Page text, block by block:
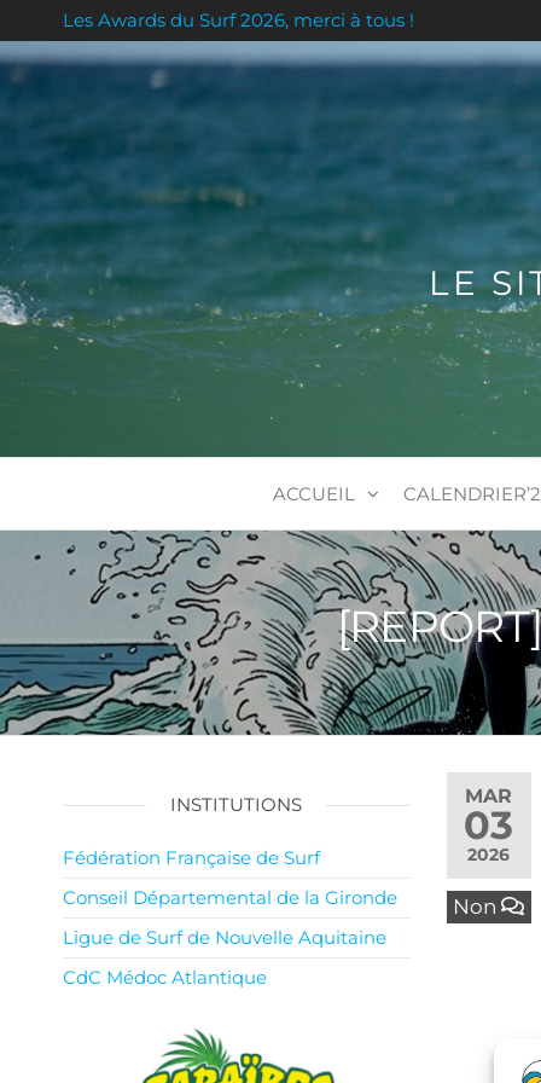
Les Awards du Surf 2026, merci à tous !
LE
ACCUEIL
MAR
03
2026
Non
INSTITUTIONS
Fédération Française de Surf
Conseil Départemental de la Gironde
Ligue de Surf de Nouvelle Aquitaine
CdC Médoc Atlantique